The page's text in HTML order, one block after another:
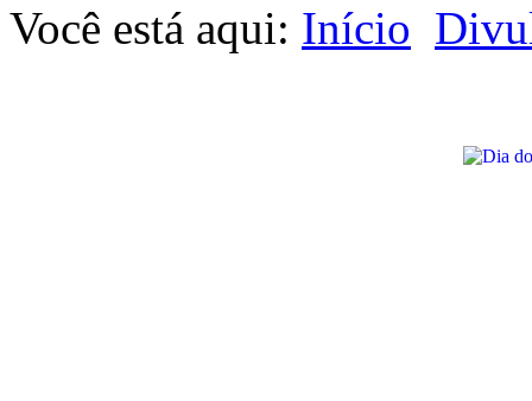
Você está aqui: Início